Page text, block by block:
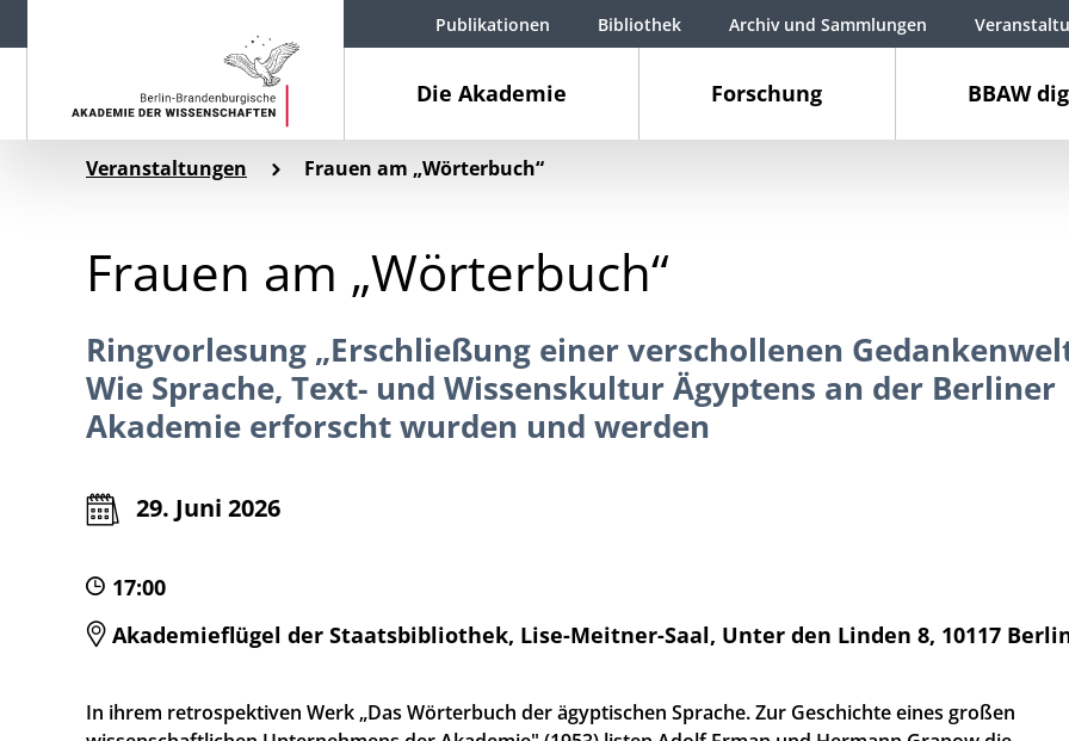
Die Akademie Forschung BBAW
Publikationen Bibliothek Archiv und Sammlungen
Veranstaltungen Frauen am „Wörterbuch“
Frauen am „Wörterbuch“
Ringvorlesung „Erschließung einer verschollenen
Wie Sprache, Text- und Wissenskultur Ägyptens an der Berliner
Akademie erforscht wurden und werden
29. Juni 2026
17:00
Akademieflügel der Staatsbibliothek, Lise-Meitner-Saal, Unter den Linden 8, 10117
In ihrem retrospektiven Werk „Das Wörterbuch der ägyptischen Sprache. Zur Geschichte eines großen